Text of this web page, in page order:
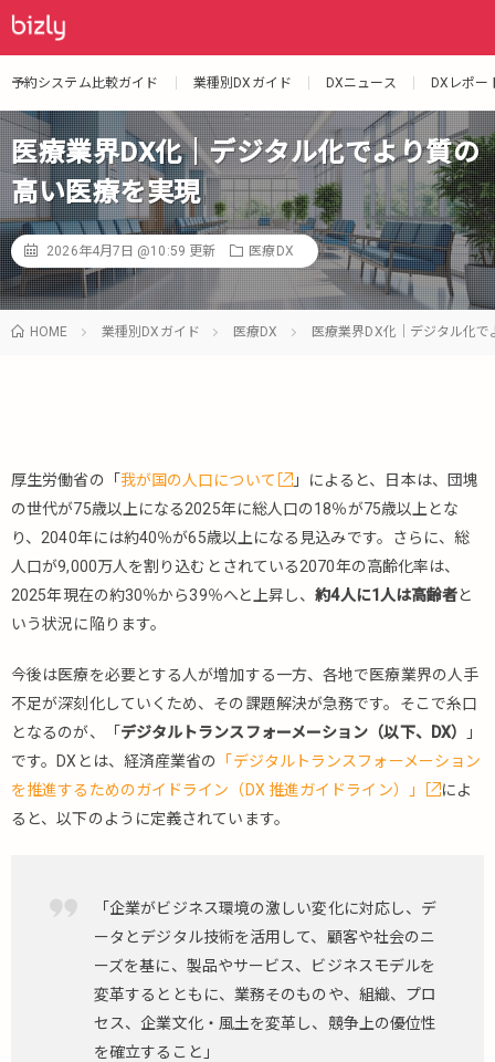
予約システム比較ガイド 業種別DXガイド DXニュース DXレポー
医療業界DX化｜デジタル化でより質の
高い医療を実現
2026年4月7日 @10:59 更新 医療DX
HOME 業種別DXガイド 医療DX 医療業界DX化｜デジタル化
厚生労働省の「 我が国の人口について
」によると、日本は、団塊
の世代が75歳以上になる2025年に総人口の18％が75歳以上とな
り、2040年には約40％が65歳以上になる見込みです。さらに、総
人口が9,000万人を割り込むとされている2070年の高齢化率は、
2025年現在の約30％から39％へと上昇し、約4人に1人は高齢者と
いう状況に陥ります。
今後は医療を必要とする人が増加する一方、各地で医療業界の人手
不足が深刻化していくため、その課題解決が急務です。そこで糸口
となるのが、「 デジタルトランスフォーメーション（以下、DX）
」
です。DXとは、経済産業省の
「デジタルトランスフォーメーション
を推進するためのガイドライン（DX 推進ガイドライン）」
によ
ると、以下のように定義されています。
「企業がビジネス環境の激しい変化に対応し、デ
ータとデジタル技術を活用して、顧客や社会のニ
ーズを基に、製品やサービス、ビジネスモデルを
変革するとともに、業務そのものや、組織、プロ
セス、企業文化・風土を変革し、競争上の優位性
を確立すること」